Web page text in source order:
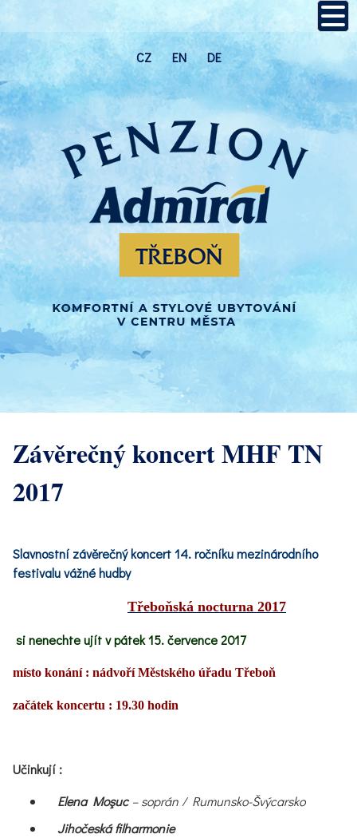
CZ EN DE
Závěrečný koncert MHF TN
2017
Slavnostní závěrečný koncert 14. ročníku mezinárodního
festivalu vážné hudby
Třeboňská nocturna 2017
si nenechte ujít v pátek 15. července 2017
místo konání : nádvoří Městského úřadu Třeboň
začátek koncertu : 19.30 hodin
Učinkují :
Elena Moşuc– soprán / Rumunsko-Švýcarsko
Jihočeská filharmonie